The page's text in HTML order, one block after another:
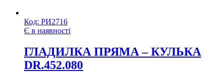
Код: РИ2716
Є в наявності
ГЛАДИЛКА ПРЯМА – КУЛЬКА
DR.452.080